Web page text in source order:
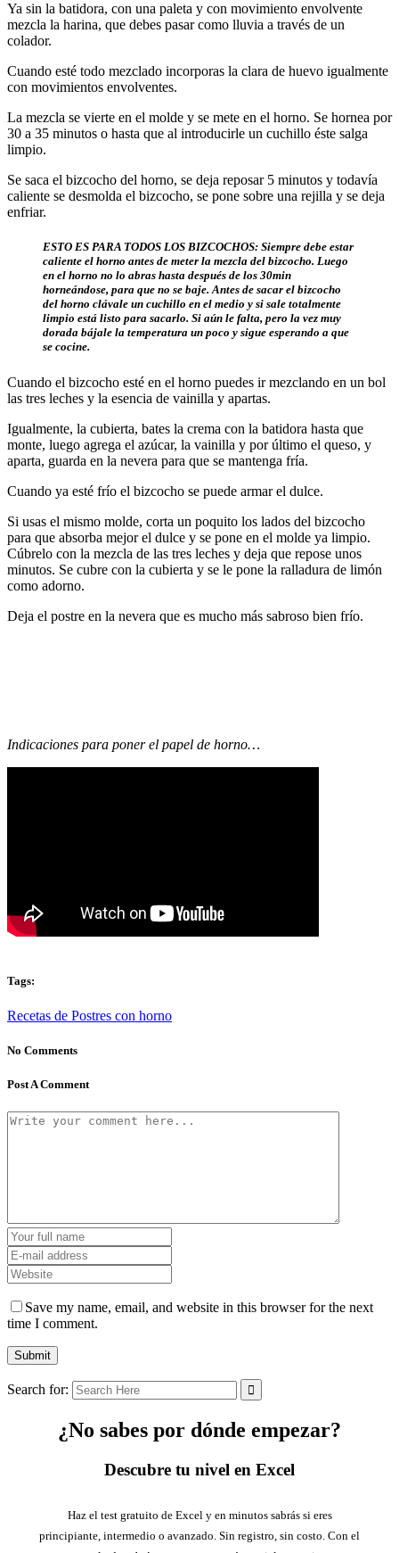
Ya sin la batidora, con una paleta y con movimiento envolvente
mezcla la harina, que debes pasar como lluvia a través de un
colador.
Cuando esté todo mezclado incorporas la clara de huevo igualmente
con movimientos envolventes.
La mezcla se vierte en el molde y se mete en el horno. Se hornea por
30 a 35 minutos o hasta que al introducirle un cuchillo éste salga
limpio.
Se saca el bizcocho del horno, se deja reposar 5 minutos y todavía
caliente se desmolda el bizcocho, se pone sobre una rejilla y se deja
enfriar.
ESTO ES PARA TODOS LOS BIZCOCHOS: Siempre debe estar
caliente el horno antes de meter la mezcla del bizcocho. Luego
en el horno no lo abras hasta después de los 30min
horneándose, para que no se baje. Antes de sacar el bizcocho
del horno clávale un cuchillo en el medio y si sale totalmente
limpio está listo para sacarlo. Si aún le falta, pero la vez muy
dorada bájale la temperatura un poco y sigue esperando a que
se cocine.
Cuando el bizcocho esté en el horno puedes ir mezclando en un bol
las tres leches y la esencia de vainilla y apartas.
Igualmente, la cubierta, bates la crema con la batidora hasta que
monte, luego agrega el azúcar, la vainilla y por último el queso, y
aparta, guarda en la nevera para que se mantenga fría.
Cuando ya esté frío el bizcocho se puede armar el dulce.
Si usas el mismo molde, corta un poquito los lados del bizcocho
para que absorba mejor el dulce y se pone en el molde ya limpio.
Cúbrelo con la mezcla de las tres leches y deja que repose unos
minutos. Se cubre con la cubierta y se le pone la ralladura de limón
como adorno.
Deja el postre en la nevera que es mucho más sabroso bien frío.
Indicaciones para poner el papel de horno…
Tags:
Recetas de Postres con horno
No Comments
Post A Comment
Save my name, email, and website in this browser for the next
time I comment.
Search for:
¿No sabes por dónde empezar?
Descubre tu nivel en Excel
Haz el test gratuito de Excel y en minutos sabrás si eres
principiante, intermedio o avanzado. Sin registro, sin costo. Con el